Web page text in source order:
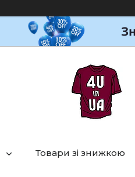
Товари зі знижкою